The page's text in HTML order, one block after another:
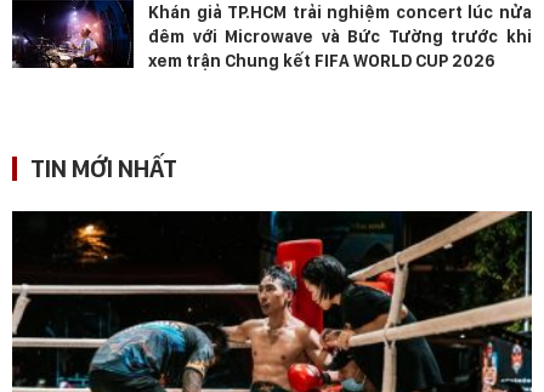
Khán giả TP.HCM trải nghiệm concert lúc nửa
đêm với Microwave và Bức Tường trước khi
xem trận Chung kết FIFA WORLD CUP 2026
TIN MỚI NHẤT